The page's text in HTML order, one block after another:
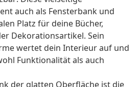
auch als Fensterbank und
Platz für deine Bücher,
Dekorationsartikel. Sein
wertet dein Interieur auf und
Funktionalität als auch
der glatten Oberfläche ist die